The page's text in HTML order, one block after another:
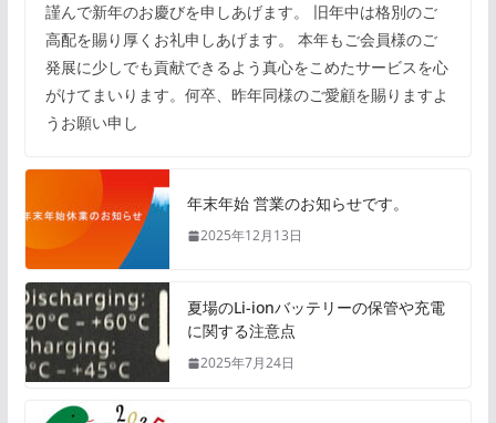
謹んで新年のお慶びを申しあげます。 旧年中は格別のご
高配を賜り厚くお礼申しあげます。 本年もご会員様のご
発展に少しでも貢献できるよう真心をこめたサービスを心
がけてまいります。何卒、昨年同様のご愛顧を賜りますよ
うお願い申し
年末年始 営業のお知らせです。
2025年12月13日
夏場のLi-ionバッテリーの保管や充電
に関する注意点
2025年7月24日